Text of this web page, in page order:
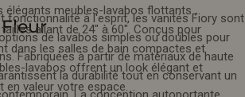
fonctionnalité à l'esprit, les vanités Fiory sont
de lavabos simples ou doubles pour
Fabriquées à partir de matériaux de haute
la durabilité tout en conservant un
élégants meubles-lavabos flottants ,
allant de 24" à 60". Conçus pour
dans les salles de bain compactes et
lavabos offrent un look élégant et
en valeur votre espace.